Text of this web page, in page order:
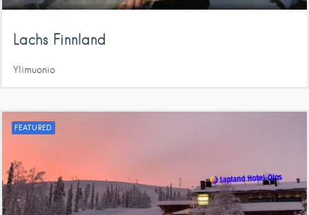
Lachs Finnland
Ylimuonio
FEATURED